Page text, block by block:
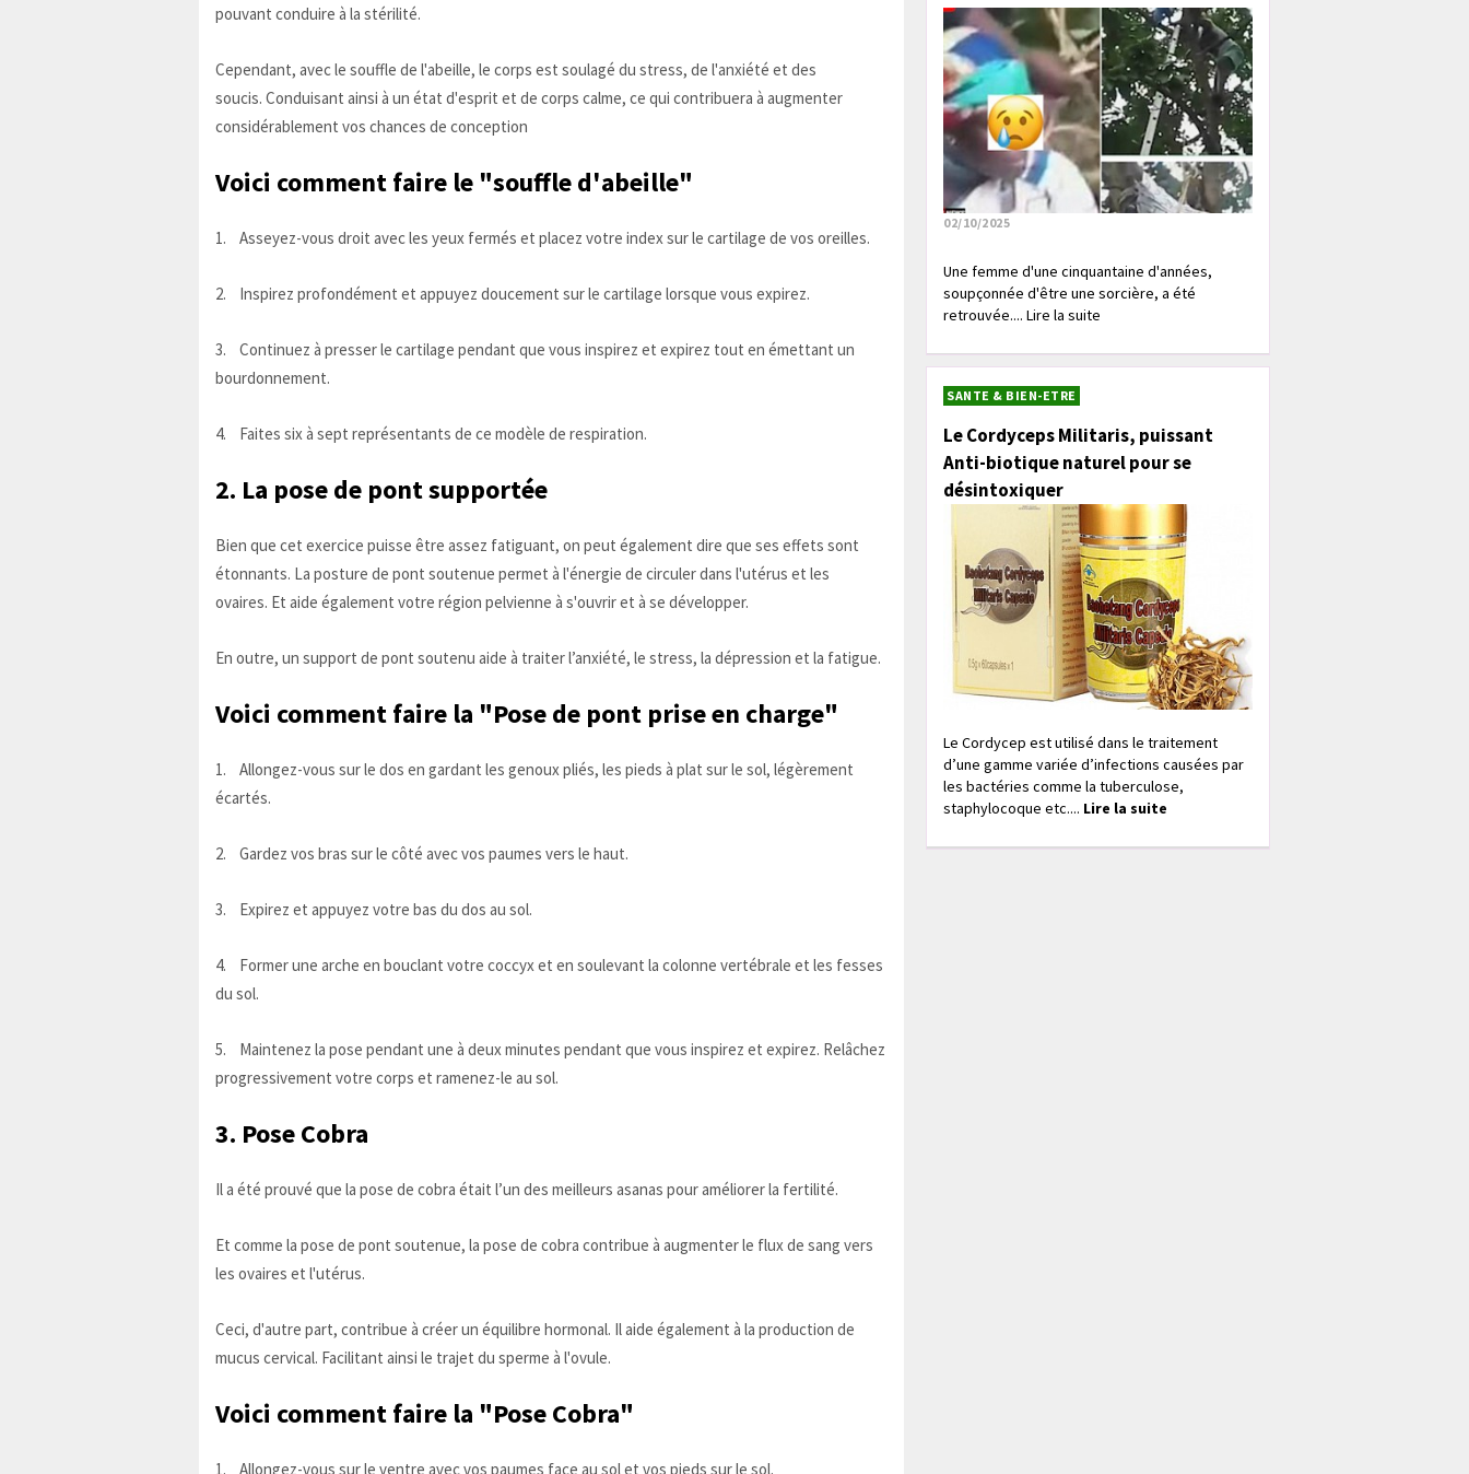
pouvant conduire à la stérilité.
Cependant, avec le souffle de l'abeille, le corps est soulagé du stress, de l'anxiété et des
soucis. Conduisant ainsi à un état d'esprit et de corps calme, ce qui contribuera à augmenter
considérablement vos chances de conception
Voici comment faire le "souffle d'abeille"
1. Asseyez-vous droit avec les yeux fermés et placez votre index sur le cartilage de vos oreilles.
2. Inspirez profondément et appuyez doucement sur le cartilage lorsque vous expirez.
3. Continuez à presser le cartilage pendant que vous inspirez et expirez tout en émettant un
bourdonnement.
4. Faites six à sept représentants de ce modèle de respiration.
2. La pose de pont supportée
Bien que cet exercice puisse être assez fatiguant, on peut également dire que ses effets sont
étonnants. La posture de pont soutenue permet à l'énergie de circuler dans l'utérus et les
ovaires. Et aide également votre région pelvienne à s'ouvrir et à se développer.
En outre, un support de pont soutenu aide à traiter l’anxiété, le stress, la dépression et la fatigue.
Voici comment faire la "Pose de pont prise en charge"
1. Allongez-vous sur le dos en gardant les genoux pliés, les pieds à plat sur le sol, légèrement
écartés.
2. Gardez vos bras sur le côté avec vos paumes vers le haut.
3. Expirez et appuyez votre bas du dos au sol.
4. Former une arche en bouclant votre coccyx et en soulevant la colonne vertébrale et les fesses
du sol.
5. Maintenez la pose pendant une à deux minutes pendant que vous inspirez et expirez. Relâchez
progressivement votre corps et ramenez-le au sol.
3. Pose Cobra
Il a été prouvé que la pose de cobra était l’un des meilleurs asanas pour améliorer la fertilité.
Et comme la pose de pont soutenue, la pose de cobra contribue à augmenter le flux de sang vers
les ovaires et l'utérus.
Ceci, d'autre part, contribue à créer un équilibre hormonal. Il aide également à la production de
mucus cervical. Facilitant ainsi le trajet du sperme à l'ovule.
Voici comment faire la "Pose Cobra"
1. Allongez-vous sur le ventre avec vos paumes face au sol et vos pieds sur le sol.
02/10/2025
Une femme d'une cinquantaine d'années,
soupçonnée d'être une sorcière, a été
retrouvée.... Lire la suite
SANTE & BIEN-ETRE
Le Cordyceps Militaris, puissant
Anti-biotique naturel pour se
désintoxiquer
Le Cordycep est utilisé dans le traitement
d’une gamme variée d’infections causées par
les bactéries comme la tuberculose,
staphylocoque etc.... Lire la suite